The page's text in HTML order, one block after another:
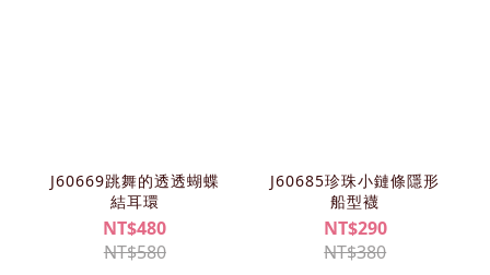
J60669跳舞的透透蝴蝶
結耳環
NT$480
NT$580
J60685珍珠小鏈條隱形
船型襪
NT$290
NT$380